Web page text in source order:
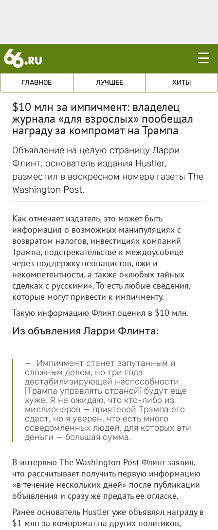
☰
ГЛАВНОЕ ЛУЧШЕЕ ХИТЫ
$10 млн за импичмент: владелец
журнала «для взрослых» пообещал
награду за компромат на Трампа
Объявление на целую страницу Ларри
Флинт, основатель издания Hustler,
разместил в воскресном номере газеты The
Washington Post.
Как отмечает издатель, это может быть
информация о возможных манипуляциях с
возвратом налогов, инвестициях компаний
Трампа, подстрекательстве к междоусобице
через поддержку неонацистов, лжи и
некомпетентности, а также о«любых тайных
сделках с русскими». То есть любые сведения,
которые могут привести к импичменту.
Такую информацию Флинт оценил в $10 млн.
Из объвления Ларри Флинта:
— Импичмент станет запутанным и
сложным делом, но три года
дестабилизирующей неспособности
[Трампа управлять страной] будут еще
хуже. Я не ожидаю, что кто-либо из
миллионеров — приятелей Трампа его
сдаст, но я уверен, что есть много
осведомленных людей, для которых эти
деньги — большая сумма.
В интервью The Washington Post Флинт заявил,
что рассчитывает получить первую информацию
«в течение нескольких дней» после публикации
объявления и сразу же предать ее огласке.
Ранее основатель Hustler уже объявлял награду в
$1 млн за компромат на других политиков,